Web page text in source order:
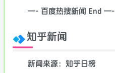
—- 百度热搜新闻 End —-
知乎新闻
新闻来源：知乎日榜